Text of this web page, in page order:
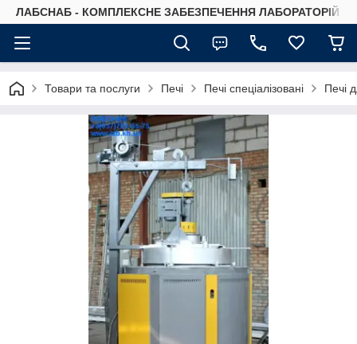
ЛАБСНАБ - КОМПЛЕКСНЕ ЗАБЕЗПЕЧЕННЯ ЛАБОРАТОРІЙ
Товари та послуги Печі Печі спеціалізовані Печі